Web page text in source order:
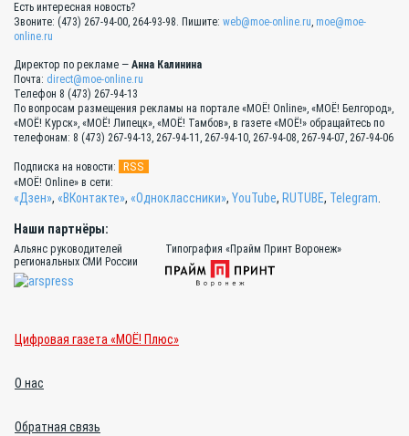
Есть интересная новость?
Звоните: (473) 267-94-00, 264-93-98. Пишите: web@moe-online.ru, moe@moe-
online.ru
Директор по рекламе — Анна Калинина
Почта: direct@moe-online.ru
Телефон 8 (473) 267-94-13
По вопросам размещения рекламы на портале «МОЁ! Online», «МОЁ! Белгород»,
«МОЁ! Курск», «МОЁ! Липецк», «МОЁ! Тамбов», в газете «МОЁ!» обращайтесь по
телефонам: 8 (473) 267-94-13, 267-94-11, 267-94-10, 267-94-08, 267-94-07, 267-94-06
Подписка на новости: RSS
«МОЁ! Online» в сети:
«Дзен», «ВКонтакте», «Одноклассники», YouTube, RUTUBE, Telegram.
Наши партнёры:
Альянс руководителей
региональных СМИ России
Типография «Прайм Принт Воронеж»
Цифровая газета «МОЁ! Плюс»
О нас
Обратная связь